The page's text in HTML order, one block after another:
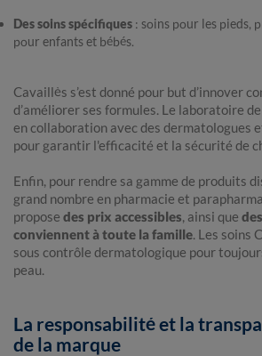
Des soins spécifiques : soins pour les pieds,
pour enfants et bébés.
Cavaillès s’est donné pour but d’innover
d’améliorer ses formules. Le laboratoire
en collaboration avec des dermatologues
pour garantir l'efficacité et la sécurité de
Enfin, pour rendre sa gamme de produits
grand nombre en pharmacie et
propose des prix accessibles, ainsi que
conviennent à toute la famille. Les soins
sous contrôle dermatologique pour
peau.
La responsabilité et la
de la marque